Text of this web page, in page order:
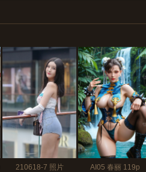
210618-7 照片 AI05 春丽 119p